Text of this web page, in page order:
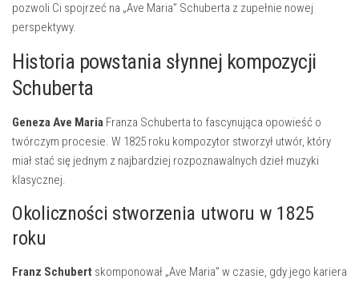
pozwoli Ci spojrzeć na „Ave Maria” Schuberta z zupełnie nowej
perspektywy.
Historia powstania słynnej kompozycji
Schuberta
Geneza Ave Maria Franza Schuberta to fascynująca opowieść o
twórczym procesie. W 1825 roku kompozytor stworzył utwór, który
miał stać się jednym z najbardziej rozpoznawalnych dzieł muzyki
klasycznej.
Okoliczności stworzenia utworu w 1825
roku
Franz Schubert skomponował „Ave Maria” w czasie, gdy jego kariera